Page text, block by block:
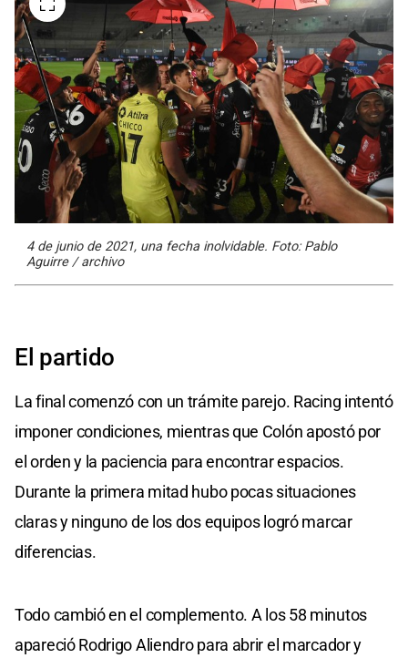
4 de junio de 2021, una fecha inolvidable. Foto: Pablo
Aguirre / archivo
El partido
La final comenzó con un trámite parejo. Racing intentó
imponer condiciones, mientras que Colón apostó por
el orden y la paciencia para encontrar espacios.
Durante la primera mitad hubo pocas situaciones
claras y ninguno de los dos equipos logró marcar
diferencias.
Todo cambió en el complemento. A los 58 minutos
apareció Rodrigo Aliendro para abrir el marcador y